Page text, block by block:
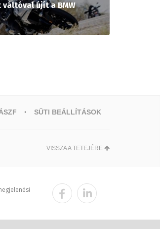
újít a BMW
SÜTI BEÁLLÍTÁSOK
VISSZA A TETEJÉRE